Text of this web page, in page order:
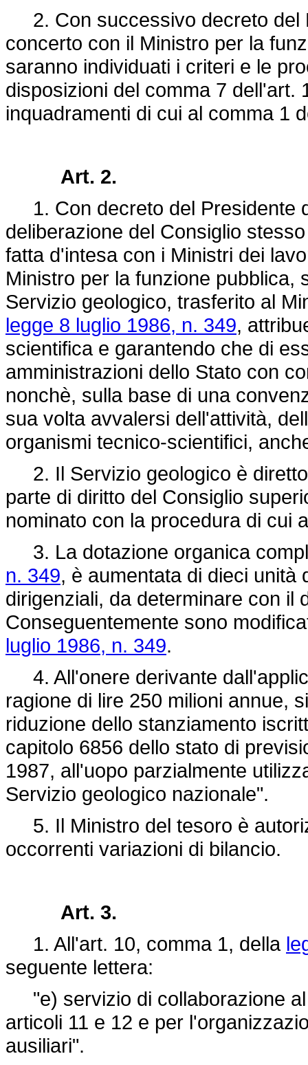
2. Con successivo decreto del
concerto con il Ministro per la
saranno individuati i criteri e le
disposizioni del comma 7 dell'art.
inquadramenti di cui al comma 1
Art. 2.
1. Con decreto del Presidente
deliberazione del Consiglio
fatta d'intesa con i Ministri dei
Ministro per la funzione pubblica,
Servizio geologico, trasferito al
legge 8 luglio 1986, n. 349,
scientifica e garantendo che di
amministrazioni dello Stato con
nonchè, sulla base di una
sua volta avvalersi dell'attività,
organismi tecnico-scientifici,
2. Il Servizio geologico è
parte di diritto del Consiglio
nominato con la procedura di cui
3. La dotazione organica
n. 349, è aumentata di dieci unità
dirigenziali, da determinare con il
Conseguentemente sono
luglio 1986, n. 349.
4. All'onere derivante
ragione di lire 250 milioni annue,
riduzione dello stanziamento
capitolo 6856 dello stato di
1987, all'uopo parzialmente
Servizio geologico nazionale".
5. Il Ministro del tesoro è
occorrenti variazioni di bilancio.
Art. 3.
1. All'art. 10, comma 1, della
seguente lettera:
"e) servizio di collaborazione al
articoli 11 e 12 e per
ausiliari".